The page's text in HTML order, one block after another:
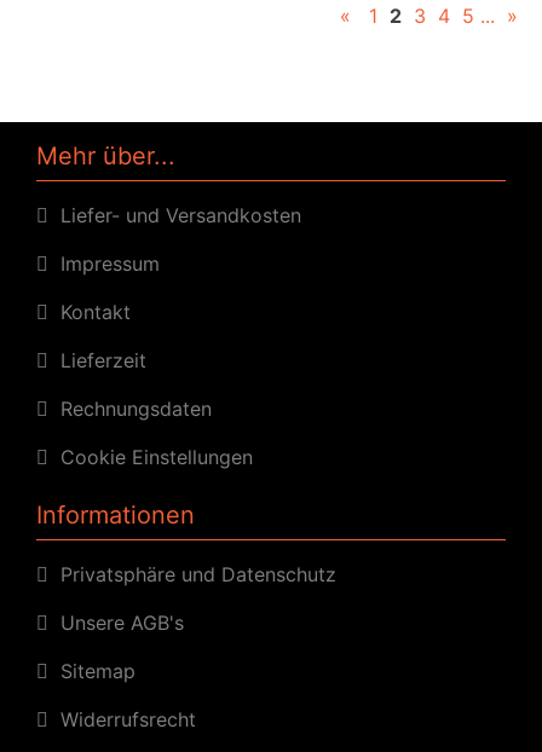
«
1 2 3 4 5 ... »
Mehr über...
Liefer- und Versandkosten
Impressum
Kontakt
Lieferzeit
Rechnungsdaten
Cookie Einstellungen
Informationen
Privatsphäre und Datenschutz
Unsere AGB's
Sitemap
Widerrufsrecht